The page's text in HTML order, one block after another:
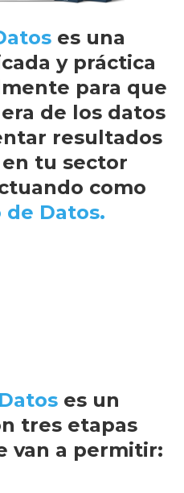
es una
y práctica
para que
de los datos
resultados
tu sector
como
Datos.
es un
tres etapas
van a permitir: